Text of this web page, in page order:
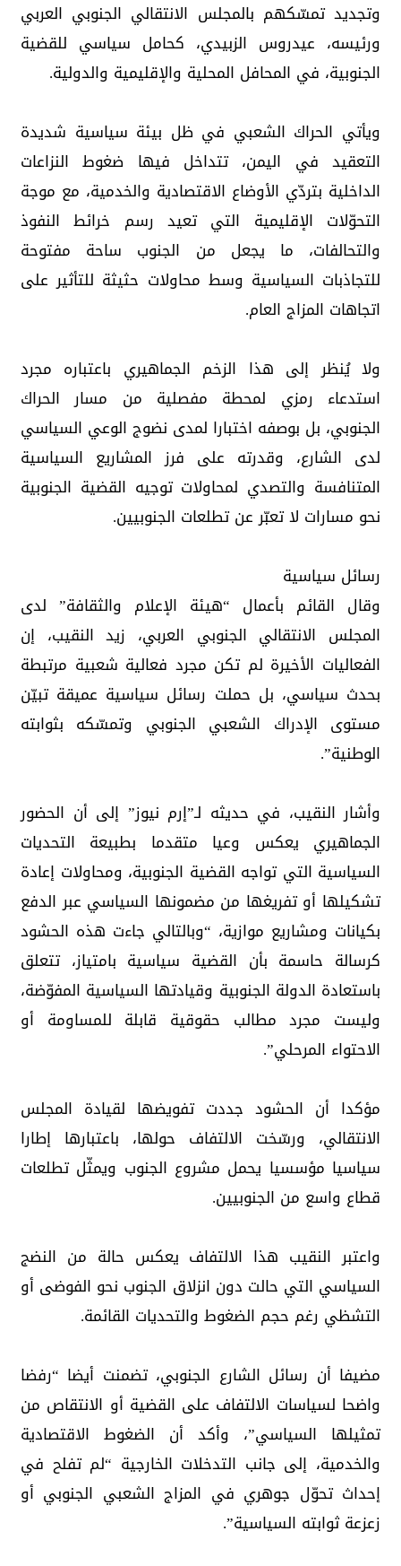
وتجديد تمسّكهم بالمجلس الانتقالي الجنوبي العربي
ورئيسه، عيدروس الزبيدي، كحامل سياسي للقضية
الجنوبية، في المحافل المحلية والإقليمية والدولية.
ويأتي الحراك الشعبي في ظل بيئة سياسية شديدة
التعقيد في اليمن، تتداخل فيها ضغوط النزاعات
الداخلية بتردّي الأوضاع الاقتصادية والخدمية، مع موجة
التحوّلات الإقليمية التي تعيد رسم خرائط النفوذ
والتحالفات، ما يجعل من الجنوب ساحة مفتوحة
للتجاذبات السياسية وسط محاولات حثيثة للتأثير على
اتجاهات المزاج العام.
ولا يُنظر إلى هذا الزخم الجماهيري باعتباره مجرد
استدعاء رمزي لمحطة مفصلية من مسار الحراك
الجنوبي، بل بوصفه اختبارا لمدى نضوج الوعي السياسي
لدى الشارع، وقدرته على فرز المشاريع السياسية
المتنافسة والتصدي لمحاولات توجيه القضية الجنوبية
نحو مسارات لا تعبّر عن تطلعات الجنوبيين.
رسائل سياسية
وقال القائم بأعمال “هيئة الإعلام والثقافة” لدى
المجلس الانتقالي الجنوبي العربي، زيد النقيب، إن
الفعاليات الأخيرة لم تكن مجرد فعالية شعبية مرتبطة
بحدث سياسي، بل حملت رسائل سياسية عميقة تبيّن
مستوى الإدراك الشعبي الجنوبي وتمسّكه بثوابته
الوطنية”.
وأشار النقيب، في حديثه لـ”إرم نيوز” إلى أن الحضور
الجماهيري يعكس وعيا متقدما بطبيعة التحديات
السياسية التي تواجه القضية الجنوبية، ومحاولات إعادة
تشكيلها أو تفريغها من مضمونها السياسي عبر الدفع
بكيانات ومشاريع موازية، “وبالتالي جاءت هذه الحشود
كرسالة حاسمة بأن القضية سياسية بامتياز، تتعلق
باستعادة الدولة الجنوبية وقيادتها السياسية المفوّضة،
وليست مجرد مطالب حقوقية قابلة للمساومة أو
الاحتواء المرحلي”.
مؤكدا أن الحشود جددت تفويضها لقيادة المجلس
الانتقالي، ورسّخت الالتفاف حولها، باعتبارها إطارا
سياسيا مؤسسيا يحمل مشروع الجنوب ويمثّل تطلعات
قطاع واسع من الجنوبيين.
واعتبر النقيب هذا الالتفاف يعكس حالة من النضج
السياسي التي حالت دون انزلاق الجنوب نحو الفوضى أو
التشظي رغم حجم الضغوط والتحديات القائمة.
مضيفا أن رسائل الشارع الجنوبي، تضمنت أيضا “رفضا
واضحا لسياسات الالتفاف على القضية أو الانتقاص من
تمثيلها السياسي”، وأكد أن الضغوط الاقتصادية
والخدمية، إلى جانب التدخلات الخارجية “لم تفلح في
إحداث تحوّل جوهري في المزاج الشعبي الجنوبي أو
زعزعة ثوابته السياسية”.